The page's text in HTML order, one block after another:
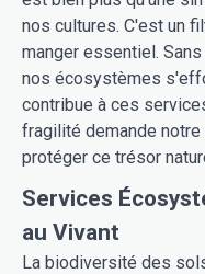
nos cultures. C'est un
manger essentiel.
nos écosystèmes
contribue à ces
fragilité demande
protéger ce trésor
Services
au Vivant
La biodiversité des